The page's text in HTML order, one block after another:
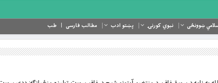
ښوونځی نبوي کورنۍ پښتو ادب مطالب فارسی طب